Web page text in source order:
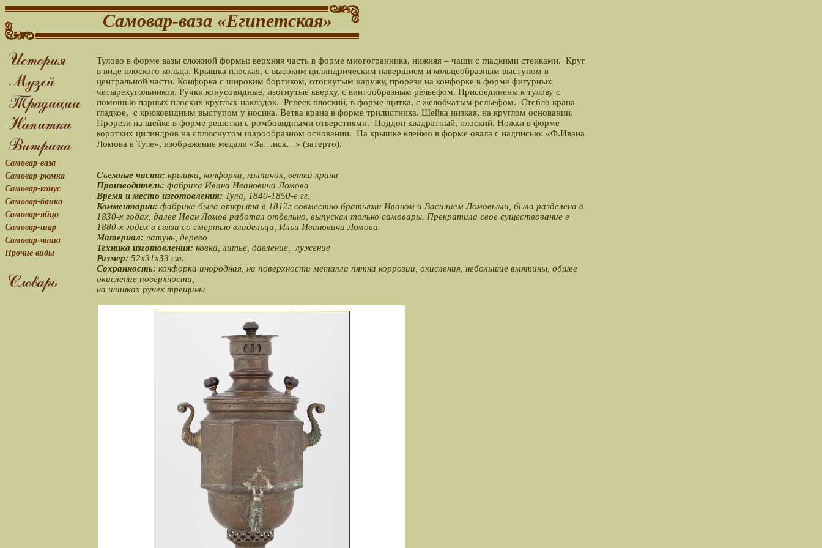
Самовар-ваза «Египетская»
Самовар-ваза
Самовар-рюмка
Самовар-конус
Самовар-банка
Самовар-яйцо
Самовар-шар
Самовар-чаша
Прочие виды
Тулово в форме вазы сложной формы: верхняя часть в форме многогранника, нижняя – чаши с гладкими стенками. Круг
в виде плоского кольца. Крышка плоская, с высоким цилиндрическим навершием и кольцеобразным выступом в
центральной части. Конфорка с широким бортиком, отогнутым наружу, прорези на конфорке в форме фигурных
четырехугольников. Ручки конусовидные, изогнутые кверху, с винтообразным рельефом. Присоединены к тулову с
помощью парных плоских круглых накладок. Репеек плоский, в форме щитка, с желобчатым рельефом. Стебло крана
гладкое, с крюковидным выступом у носика. Ветка крана в форме трилистника. Шейка низкая, на круглом основании.
Прорези на шейке в форме решетки с ромбовидными отверстиями. Поддон квадратный, плоский. Ножки в форме
коротких цилиндров на сплюснутом шарообразном основании. На крышке клеймо в форме овала с надписью: «Ф.Ивана
Ломова в Туле», изображение медали «За…иск…» (затерто).
Съемные части: крышка, конфорка, колпачок, ветка крана
Производитель: фабрика Ивана Ивановича Ломова
Время и место изготовления: Тула, 1840-1850-е гг.
Комментарии: фабрика была открыта в 1812г совместно братьями Иваном и Василием Ломовыми, была разделена в
1830-х годах, далее Иван Ломов работал отдельно, выпускал только самовары. Прекратила свое существование в
1880-х годах в связи со смертью владельца, Ильи Ивановича Ломова.
Материал: латунь, дерево
Техника изготовления: ковка, литье, давление, лужение
Размер: 52х31х33 см.
Сохранность: конфорка инородная, на поверхности металла пятна коррозии, окисления, небольшие вмятины, общее
окисление поверхности,
на шишках ручек трещины